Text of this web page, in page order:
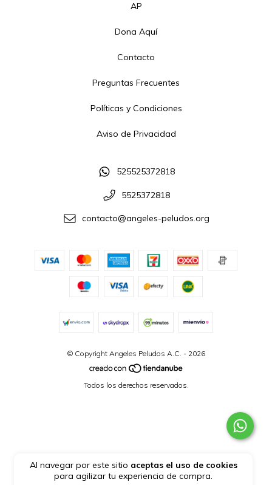
Al navegar por este sitio aceptas el uso de cookies
para agilizar tu experiencia de compra.
AP
Dona Aquí
Contacto
Preguntas Frecuentes
Políticas y Condiciones
Aviso de Privacidad
525525372818
5525372818
contacto@angeles-peludos.org
© Copyright Angeles Peludos A.C. - 2026
Todos los derechos reservados.